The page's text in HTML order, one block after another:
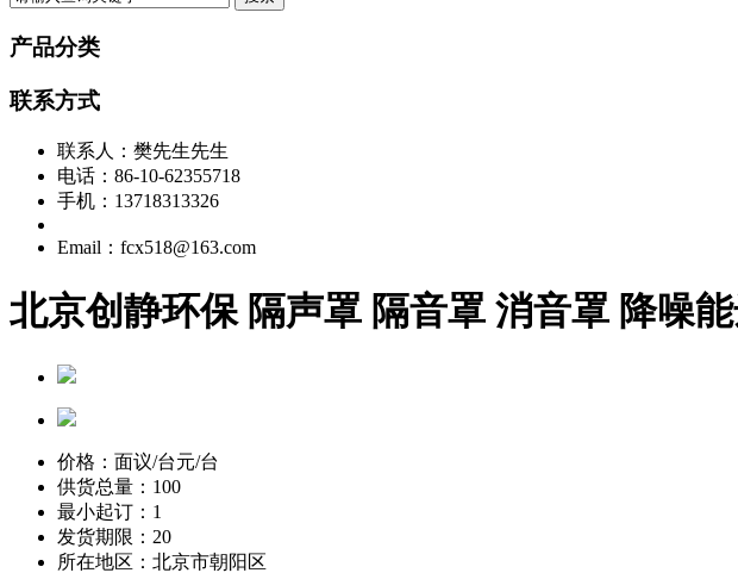
产品分类
联系方式
联系人：樊先生先生
电话：86-10-62355718
手机：13718313326
Email：fcx518@163.com
北京创静环保 隔声罩 隔音罩 消音罩 降噪
价格： 面议/台元/台
供货总量：100
最小起订：1
发货期限：20
所在地区：北京市朝阳区